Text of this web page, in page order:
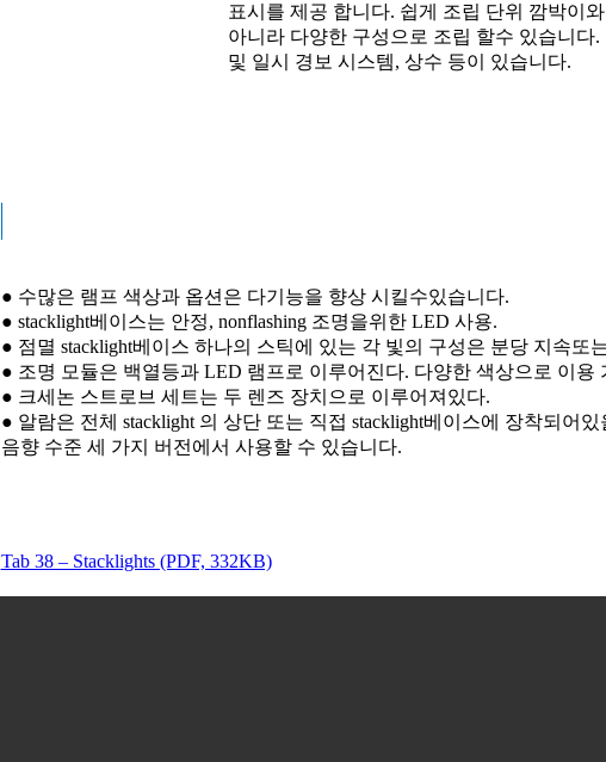
표시를 제공 합니다. 쉽게 조립 단위 깜박이
아니라 다양한 구성으로 조립 할수 있습니다.
및 일시 경보 시스템, 상수 등이 있습니다.
● 수많은 램프 색상과 옵션은 다기능을 향상 시킬수있습니다.
● stacklight베이스는 안정, nonflashing 조명을위한 LED 사용.
● 점멸 stacklight베이스 하나의 스틱에 있는 각 빛의 구성은 분당 지속또
● 조명 모듈은 백열등과 LED 램프로 이루어진다. 다양한 색상으로 이용
● 크세논 스트로브 세트는 두 렌즈 장치으로 이루어져있다.
● 알람은 전체 stacklight 의 상단 또는 직접 stacklight베이스에 장착되어
음향 수준 세 가지 버전에서 사용할 수 있습니다.
Tab 38 – Stacklights (PDF, 332KB)